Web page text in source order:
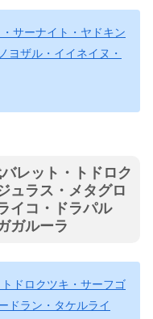
サーナイト・ヤドキン
ヨザル・イイネイヌ・
レット・トドロク
ュラス・メタグロ
イコ・ドラパル
ガルーラ
トドロクツキ・サーフゴ
ドラン・タケルライ